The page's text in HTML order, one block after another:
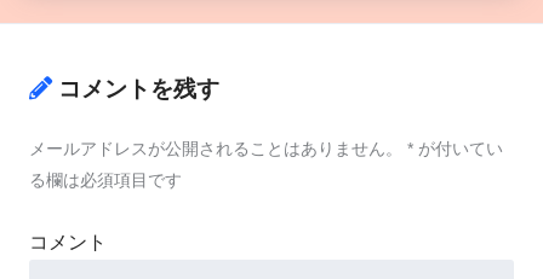
コメントを残す
メールアドレスが公開されることはありません。 * が付いてい
る欄は必須項目です
コメント